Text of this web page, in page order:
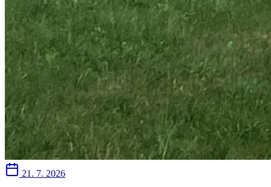
21. 7. 2026